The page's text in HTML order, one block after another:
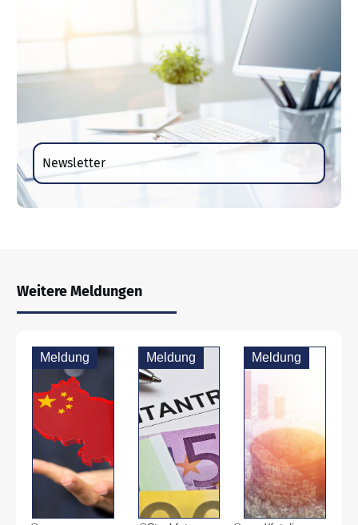
Newsletter
Weitere Meldungen
Meldung Meldung Meldung